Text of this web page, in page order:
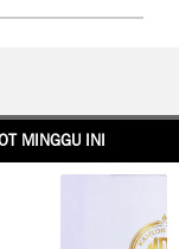
MINGGU INI